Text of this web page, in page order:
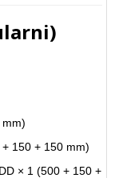
+ 150 + 150 mm)
× 1 (500 + 150 +